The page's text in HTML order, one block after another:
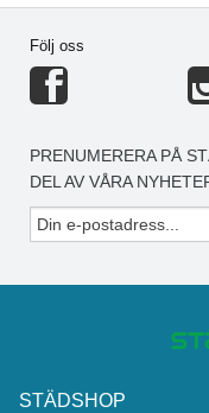
Följ oss
PRENUMERERA PÅ
DEL AV VÅRA
STÄDSHOP